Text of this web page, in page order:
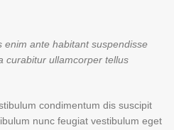
enim ante habitant suspendisse
curabitur ullamcorper tellus
condimentum dis suscipit
nunc feugiat vestibulum eget